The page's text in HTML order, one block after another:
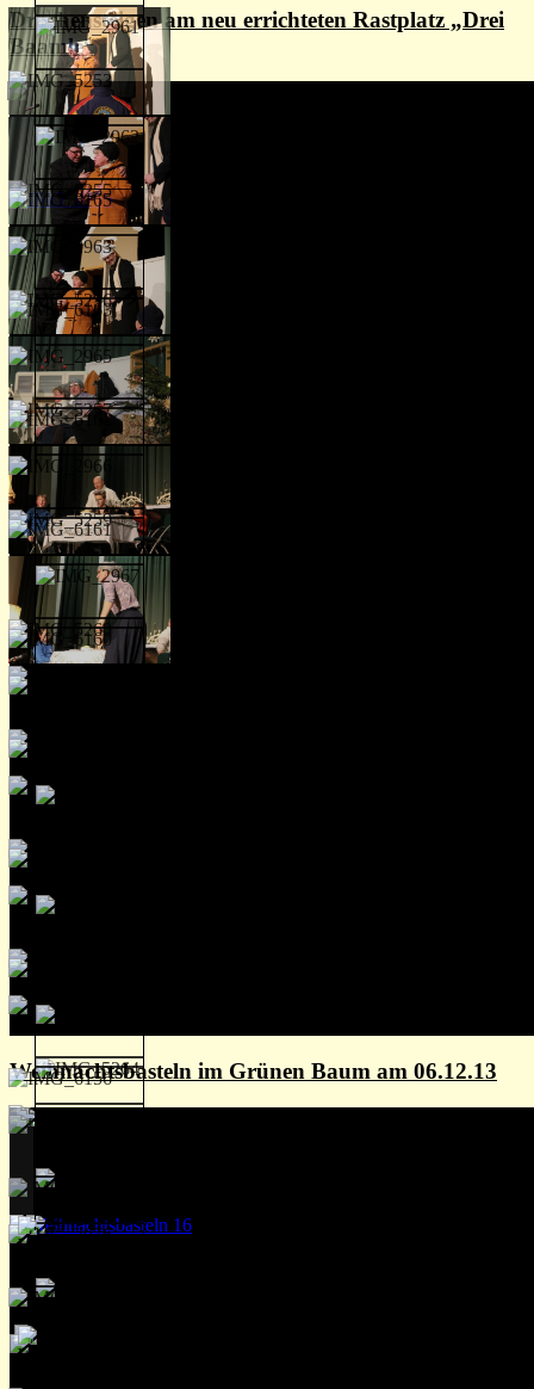
Drachensteigen am neu errichteten Rastplatz „Drei
Baamle“
Weihnachtsbasteln im Grünen Baum am 06.12.13